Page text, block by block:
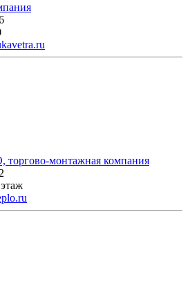
монтажная компания